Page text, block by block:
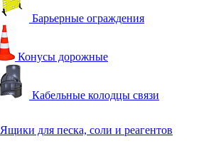
Барьерные ограждения
Конусы дорожные
Кабельные колодцы связи
Ящики для песка, соли и реагентов